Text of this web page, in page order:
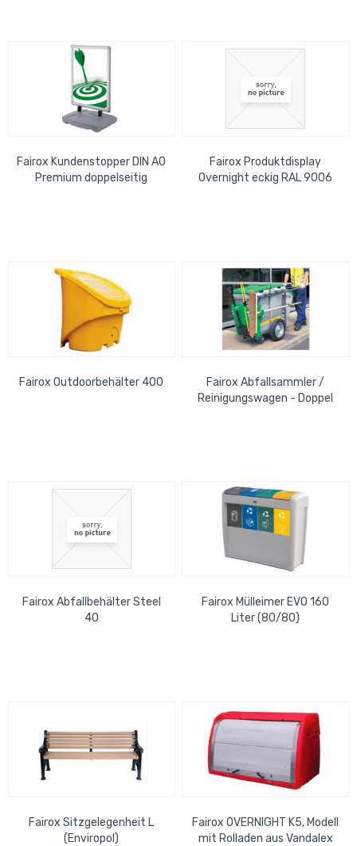
Fairox Kundenstopper DIN A0
Premium doppelseitig
Fairox Produktdisplay
Overnight eckig RAL 9006
Fairox Outdoorbehälter 400
Fairox Abfallsammler /
Reinigungswagen - Doppel
Fairox Abfallbehälter Steel
40
Fairox Mülleimer EVO 160
Liter (80/80)
Fairox Sitzgelegenheit L
(Enviropol)
Fairox OVERNIGHT K5, Modell
mit Rolladen aus Vandalex